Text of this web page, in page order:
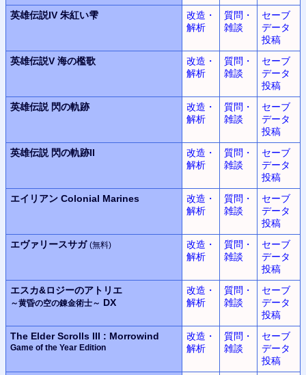
英雄伝説IV 朱紅い雫
改造・
解析
質問・
雑談
セーブ
データ
投稿
英雄伝説V 海の檻歌
改造・
解析
質問・
雑談
セーブ
データ
投稿
英雄伝説 閃の軌跡
改造・
解析
質問・
雑談
セーブ
データ
投稿
英雄伝説 閃の軌跡II
改造・
解析
質問・
雑談
セーブ
データ
投稿
エイリアン Colonial Marines
改造・
解析
質問・
雑談
セーブ
データ
投稿
エヴァリースサガ (無料)
改造・
解析
質問・
雑談
セーブ
データ
投稿
エスカ&ロジーのアトリエ
～黄昏の空の錬金術士～ DX
改造・
解析
質問・
雑談
セーブ
データ
投稿
The Elder Scrolls III : Morrowind
Game of the Year Edition
改造・
解析
質問・
雑談
セーブ
データ
投稿